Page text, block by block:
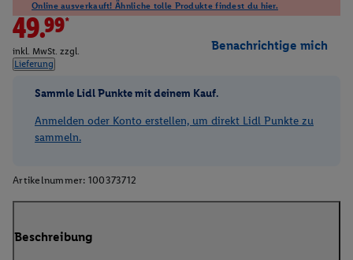
Online ausverkauft! Ähnliche tolle Produkte findest du hier.
49.99*
inkl. MwSt. zzgl.
Lieferung
Benachrichtige mich
Sammle Lidl Punkte mit deinem Kauf.
Anmelden oder Konto erstellen, um direkt Lidl Punkte zu
sammeln.
Artikelnummer: 100373712
Beschreibung